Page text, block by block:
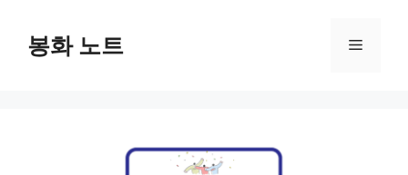
봉화 노트 메